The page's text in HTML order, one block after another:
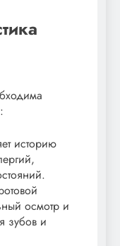
историю
осмотр и
зубов и